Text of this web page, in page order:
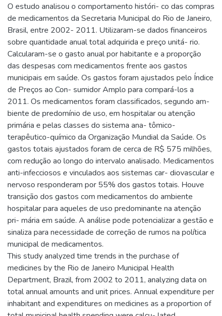
O estudo analisou o comportamento históri- co das compras
de medicamentos da Secretaria Municipal do Rio de Janeiro,
Brasil, entre 2002- 2011. Utilizaram-se dados financeiros
sobre quantidade anual total adquirida e preço unitá- rio.
Calcularam-se o gasto anual por habitante e a proporção
das despesas com medicamentos frente aos gastos
municipais em saúde. Os gastos foram ajustados pelo Índice
de Preços ao Con- sumidor Amplo para compará-los a
2011. Os medicamentos foram classificados, segundo am-
biente de predomínio de uso, em hospitalar ou atenção
primária e pelas classes do sistema ana- tômico-
terapêutico-químico da Organização Mundial da Saúde. Os
gastos totais ajustados foram de cerca de R$ 575 milhões,
com redução ao longo do intervalo analisado. Medicamentos
anti-infecciosos e vinculados aos sistemas car- diovascular e
nervoso responderam por 55% dos gastos totais. Houve
transição dos gastos com medicamentos do ambiente
hospitalar para aqueles de uso predominante na atenção
pri- mária em saúde. A análise pode potencializar a gestão e
sinaliza para necessidade de correção de rumos na política
municipal de medicamentos.
This study analyzed time trends in the purchase of
medicines by the Rio de Janeiro Municipal Health
Department, Brazil, from 2002 to 2011, analyzing data on
total annual amounts and unit prices. Annual expenditure per
inhabitant and expenditures on medicines as a proportion of